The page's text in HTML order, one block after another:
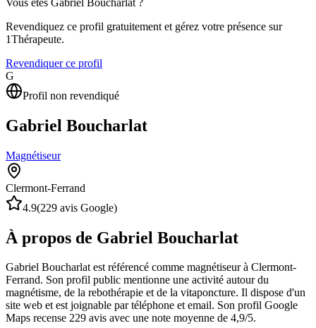
Revendiquez ce profil gratuitement et gérez votre présence sur
1Thérapeute.
Revendiquer ce profil
G
Profil non revendiqué
Gabriel Boucharlat
Magnétiseur
Clermont-Ferrand
4.9(229 avis Google)
À propos de Gabriel Boucharlat
Gabriel Boucharlat est référencé comme magnétiseur à Clermont-
Ferrand. Son profil public mentionne une activité autour du
magnétisme, de la rebothérapie et de la vitaponcture. Il dispose d'un
site web et est joignable par téléphone et email. Son profil Google
Maps recense 229 avis avec une note moyenne de 4,9/5.